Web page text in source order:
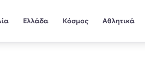
Ελλάδα Κόσμος Αθλητικά